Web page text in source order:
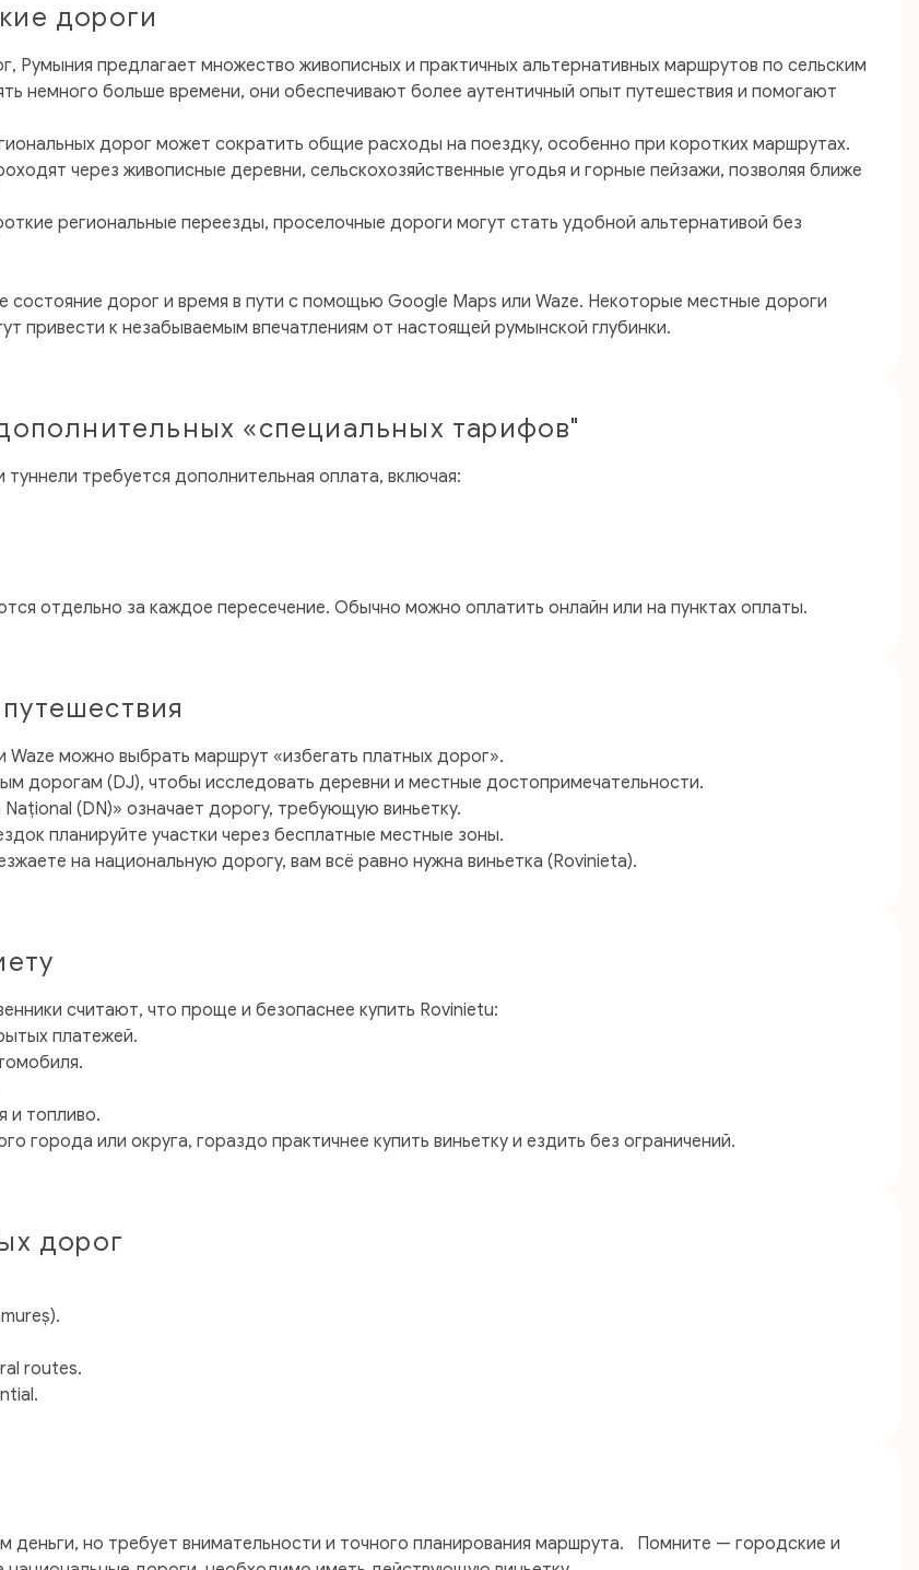
дороги
Румыния предлагает множество живописных и практичных альтернативных маршрутов по сельским
немного больше времени, они обеспечивают более аутентичный опыт путешествия и помогают
дорог может сократить общие расходы на поездку, особенно при коротких маршрутах.
через живописные деревни, сельскохозяйственные угодья и горные пейзажи, позволяя ближе
региональные переезды, проселочные дороги могут стать удобной альтернативой без
дорог и время в пути с помощью Google Maps или Waze. Некоторые местные дороги
привести к незабываемым впечатлениям от настоящей румынской глубинки.
«специальных тарифов"
требуется дополнительная оплата, включая:
отдельно за каждое пересечение. Обычно можно оплатить онлайн или на пунктах оплаты.
Waze можно выбрать маршрут «избегать платных дорог».
дорогам (DJ), чтобы исследовать деревни и местные достопримечательности.
(DN)» означает дорогу, требующую виньетку.
планируйте участки через бесплатные местные зоны.
на национальную дорогу, вам всё равно нужна виньетка (Rovinieta).
считают, что проще и безопаснее купить Rovinietu:
платежей.
и топливо.
города или округа, гораздо практичнее купить виньетку и ездить без ограничений.
дорог
routes.
деньги, но требует внимательности и точного планирования маршрута. Помните — городские и